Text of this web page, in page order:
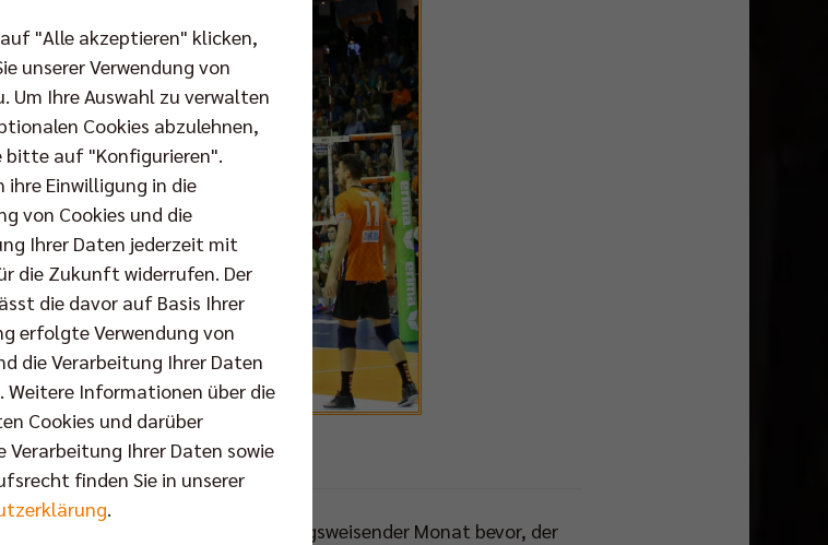
Foto:Eckhard Herfet
steht den BR Volleys ein richtungsweisender Monat bevor, der
auf "Alle akzeptieren" klicken,
unserer Verwendung von
Um Ihre Auswahl zu verwalten
Cookies abzulehnen,
bitte auf "Konfigurieren".
ihre Einwilligung in die
von Cookies und die
Ihrer Daten jederzeit mit
die Zukunft widerrufen. Der
die davor auf Basis Ihrer
erfolgte Verwendung von
die Verarbeitung Ihrer Daten
Weitere Informationen über die
Cookies und darüber
Verarbeitung Ihrer Daten sowie
finden Sie in unserer
.